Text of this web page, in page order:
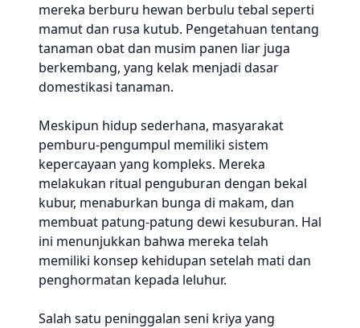
mereka berburu hewan berbulu tebal seperti
mamut dan rusa kutub. Pengetahuan tentang
tanaman obat dan musim panen liar juga
berkembang, yang kelak menjadi dasar
domestikasi tanaman.
Meskipun hidup sederhana, masyarakat
pemburu-pengumpul memiliki sistem
kepercayaan yang kompleks. Mereka
melakukan ritual penguburan dengan bekal
kubur, menaburkan bunga di makam, dan
membuat patung-patung dewi kesuburan. Hal
ini menunjukkan bahwa mereka telah
memiliki konsep kehidupan setelah mati dan
penghormatan kepada leluhur.
Salah satu peninggalan seni kriya yang